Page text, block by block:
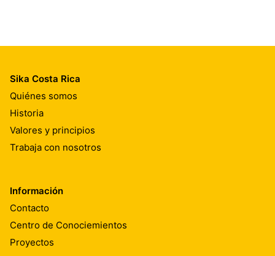
Sika Costa Rica
Quiénes somos
Historia
Valores y principios
Trabaja con nosotros
Información
Contacto
Centro de Conociemientos
Proyectos